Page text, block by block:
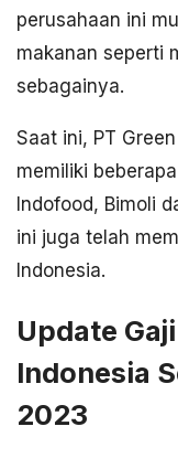
perusahaan ini
makanan seperti
sebagainya.
Saat ini, PT
memiliki
Indofood, Bimoli
ini juga telah
Indonesia.
Update
Indonesia
2023